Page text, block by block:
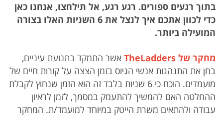
בתוך רגעים ספורים. רגע רגע, אל תילחצו, אנחנו כאן
כדי לכוון אתכם איך לנצל את 6 השניות האלו בצורה
המועילה ביותר.
מחקר של TheLadders
אשר התמקד בתנועת עיניים,
בחן את התנהגות אנשי הגיוס בזמן הצצה על קורות חיים של
מועמדים. הוכח כי 6 שניות בלבד זה הוא הזמן שנחוץ לקבלת
ההחלטה האם להמשיך להתעמק במסמך, לזמן לראיון
עבודה ולהתאים משרת הייטק במיוחד למועמד/ת. המחקר